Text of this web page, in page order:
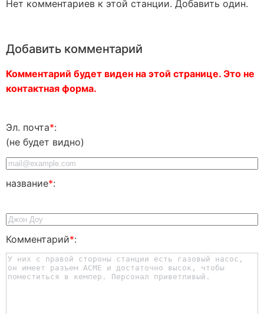
Нет комментариев к этой станции. Добавить один.
Добавить комментарий
Комментарий будет виден на этой странице. Это не
контактная форма.
Эл. почта*:
(не будет видно)
название*:
Комментарий*: